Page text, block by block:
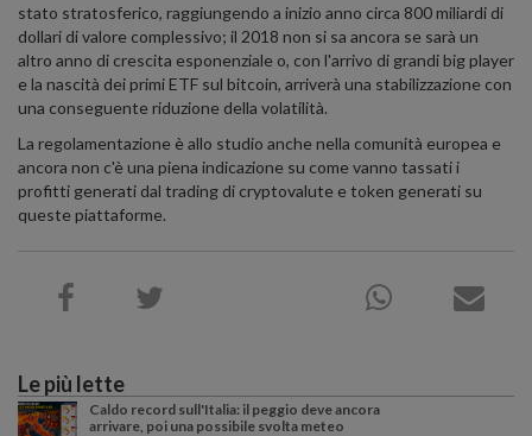
stato stratosferico, raggiungendo a inizio anno circa 800 miliardi di
dollari di valore complessivo; il 2018 non si sa ancora se sarà un
altro anno di crescita esponenziale o, con l'arrivo di grandi big player
e la nascità dei primi ETF sul bitcoin, arriverà una stabilizzazione con
una conseguente riduzione della volatilità.
La regolamentazione è allo studio anche nella comunità europea e
ancora non c'è una piena indicazione su come vanno tassati i
profitti generati dal trading di cryptovalute e token generati su
queste piattaforme.
Le più lette
Caldo record sull'Italia: il peggio deve ancora
arrivare, poi una possibile svolta meteo